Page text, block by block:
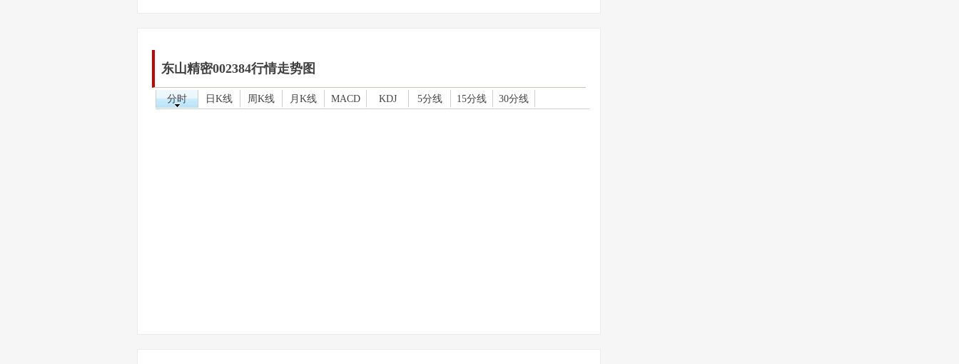
东山精密002384行情走势图
分时 日K线 周K线 月K线 MACD KDJ 5分线 15分线 30分线